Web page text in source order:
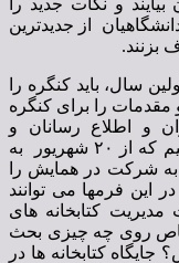
و نکات جدید را
از جدیدترین
بزنند.
سال، باید کنگره را
مقدمات را برای کنگره
و اطلاع رسانان و
متخصصان حوزه های مرتبط دعوت می کنیم که از ۲۰ شهریور به
شرکت در همایش را
این فرمها می توانند
کتابخانه های
روی چه چیزی بحث
کتابخانه ها در